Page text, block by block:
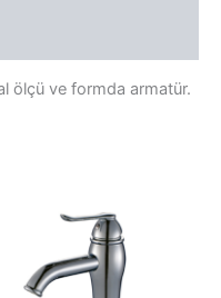
ölçü ve formda armatür.